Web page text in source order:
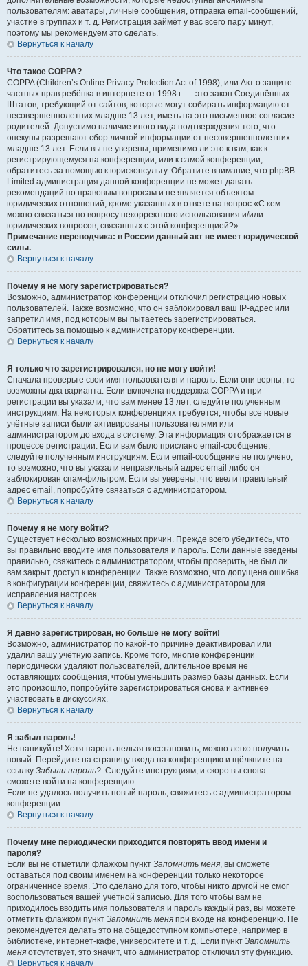
пользователям: аватары, личные сообщения, отправка email-сообщений,
участие в группах и т. д. Регистрация займёт у вас всего пару минут,
поэтому мы рекомендуем это сделать.
Вернуться к началу
Что такое COPPA?
COPPA (Children’s Online Privacy Protection Act of 1998), или Акт о защите
частных прав ребёнка в интернете от 1998 г. — это закон Соединённых
Штатов, требующий от сайтов, которые могут собирать информацию от
несовершеннолетних младше 13 лет, иметь на это письменное согласие
родителей. Допустимо наличие иного вида подтверждения того, что
опекуны разрешают сбор личной информации от несовершеннолетних
младше 13 лет. Если вы не уверены, применимо ли это к вам, как к
регистрирующемуся на конференции, или к самой конференции,
обратитесь за помощью к юрисконсульту. Обратите внимание, что phpBB
Limited администрация данной конференции не может давать
рекомендаций по правовым вопросам и не является объектом
юридических отношений, кроме указанных в ответе на вопрос «С кем
можно связаться по вопросу некорректного использования и/или
юридических вопросов, связанных с этой конференцией?».
Примечание переводчика: в России данный акт не имеет юридической
силы.
Вернуться к началу
Почему я не могу зарегистрироваться?
Возможно, администратор конференции отключил регистрацию новых
пользователей. Также возможно, что он заблокировал ваш IP-адрес или
запретил имя, под которым вы пытаетесь зарегистрироваться.
Обратитесь за помощью к администратору конференции.
Вернуться к началу
Я только что зарегистрировался, но не могу войти!
Сначала проверьте свои имя пользователя и пароль. Если они верны, то
возможны два варианта. Если включена поддержка COPPA и при
регистрации вы указали, что вам менее 13 лет, следуйте полученным
инструкциям. На некоторых конференциях требуется, чтобы все новые
учётные записи были активированы пользователями или
администратором до входа в систему. Эта информация отображается в
процессе регистрации. Если вам было прислано email-сообщение,
следуйте полученным инструкциям. Если email-сообщение не получено,
то возможно, что вы указали неправильный адрес email либо он
заблокирован спам-фильтром. Если вы уверены, что ввели правильный
адрес email, попробуйте связаться с администратором.
Вернуться к началу
Почему я не могу войти?
Существует несколько возможных причин. Прежде всего убедитесь, что
вы правильно вводите имя пользователя и пароль. Если данные введены
правильно, свяжитесь с администратором, чтобы проверить, не был ли
вам закрыт доступ к конференции. Также возможно, что допущена ошибка
в конфигурации конференции, свяжитесь с администратором для
исправления настроек.
Вернуться к началу
Я давно зарегистрирован, но больше не могу войти!
Возможно, администратор по какой-то причине деактивировал или
удалил вашу учётную запись. Кроме того, многие конференции
периодически удаляют пользователей, длительное время не
оставляющих сообщения, чтобы уменьшить размер базы данных. Если
это произошло, попробуйте зарегистрироваться снова и активнее
участвовать в дискуссиях.
Вернуться к началу
Я забыл пароль!
Не паникуйте! Хотя пароль нельзя восстановить, можно легко получить
новый. Перейдите на страницу входа на конференцию и щёлкните на
ссылку Забыли пароль?. Следуйте инструкциям, и скоро вы снова
сможете войти на конференцию.
Если не удалось получить новый пароль, свяжитесь с администратором
конференции.
Вернуться к началу
Почему мне периодически приходится повторять ввод имени и
пароля?
Если вы не отметили флажком пункт Запомнить меня, вы сможете
оставаться под своим именем на конференции только некоторое
ограниченное время. Это сделано для того, чтобы никто другой не смог
воспользоваться вашей учётной записью. Для того чтобы вам не
приходилось вводить имя пользователя и пароль каждый раз, вы можете
отметить флажком пункт Запомнить меня при входе на конференцию. Не
рекомендуется делать это на общедоступном компьютере, например в
библиотеке, интернет-кафе, университете и т. д. Если пункт Запомнить
меня отсутствует, это значит, что администратор отключил эту функцию.
Вернуться к началу